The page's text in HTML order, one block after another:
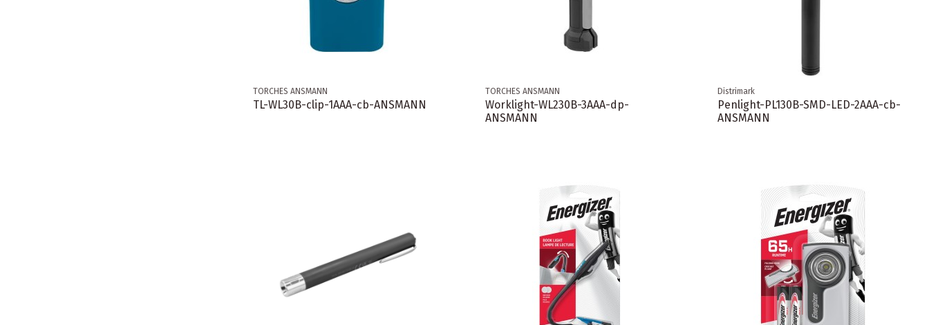
TORCHES ANSMANN
TL-WL30B-clip-1AAA-cb-ANSMANN
TORCHES ANSMANN
Worklight-WL230B-3AAA-dp-
ANSMANN
Distrimark
Penlight-PL130B-SMD-LED-2AAA-cb-
ANSMANN